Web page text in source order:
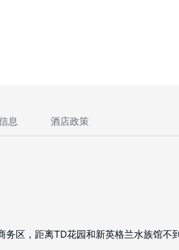
息 酒店政策
区，距离TD花园和新英格兰水族馆